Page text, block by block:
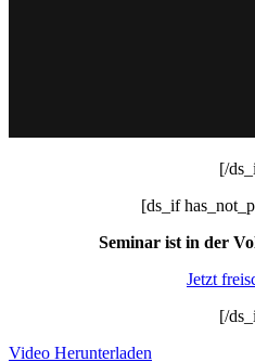
[/
[ds_if
Seminar ist in der
Jetzt
[/
Video Herunterladen